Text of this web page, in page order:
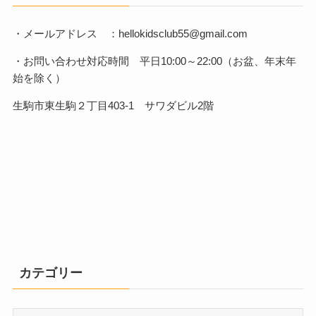
・メールアドレス ：hellokidsclub55@gmail.com
・お問い合わせ対応時間 平日10:00～22:00（お盆、年末年
始を除く）
生駒市東生駒２丁目403-1 サワダビル2階
カテゴリー